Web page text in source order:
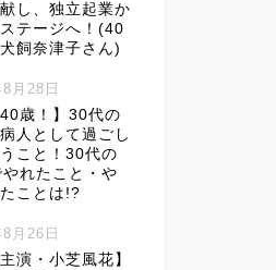
し、独立起業か
テージへ！(40
飼奈津子さん)
月28日
40歳！】30代の
人として過ごし
こと！30代の
れたこと・や
ことは!?
月26日
演・小芝風花】